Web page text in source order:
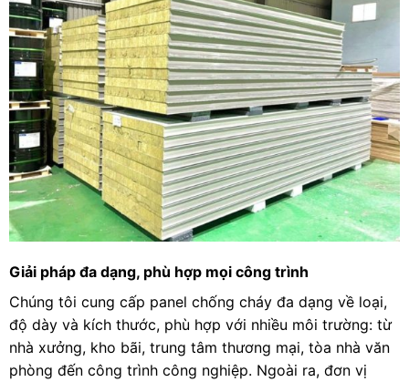
Giải pháp đa dạng, phù hợp mọi công trình
Chúng tôi cung cấp panel chống cháy đa dạng về loại,
độ dày và kích thước, phù hợp với nhiều môi trường: từ
nhà xưởng, kho bãi, trung tâm thương mại, tòa nhà văn
phòng đến công trình công nghiệp. Ngoài ra, đơn vị